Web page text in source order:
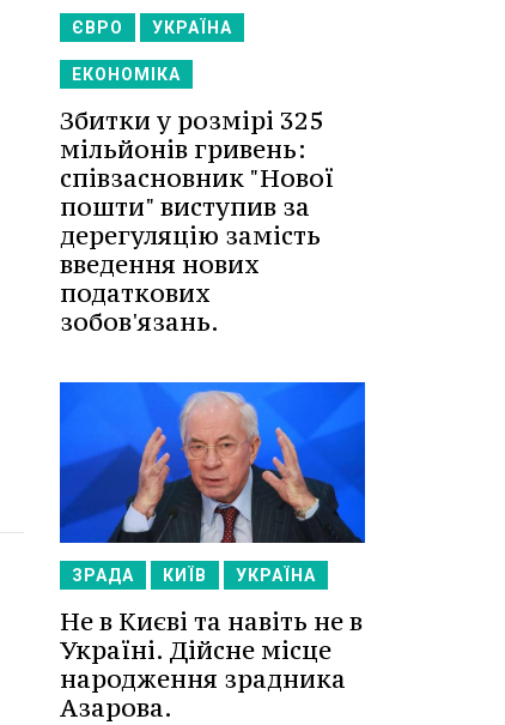
ЄВРО УКРАЇНА
ЕКОНОМІКА
Збитки у розмірі 325
мільйонів гривень:
співзасновник "Нової
пошти" виступив за
дерегуляцію замість
введення нових
податкових
зобов'язань.
ЗРАДА КИЇВ УКРАЇНА
Не в Києві та навіть не в
Україні. Дійсне місце
народження зрадника
Азарова.